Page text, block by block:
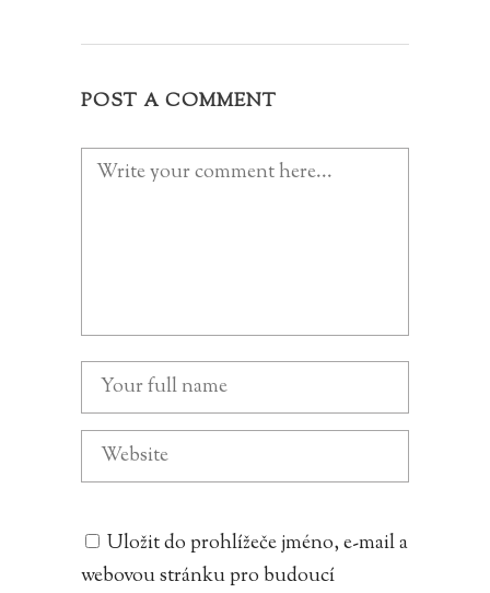
POST A COMMENT
Uložit do prohlížeče jméno, e-mail a
webovou stránku pro budoucí